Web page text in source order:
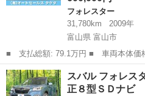
フォレスター
31,780km
2009年
富山県 富山市
■ 支払総額: 79.1万円 ■ 車両本体価格： 600,000 円 ■ メーカー
名： スバル ■ 車種名： フォレス
ＸＴ キーレスエントリー ４ＷＤ
ラ ナビＴＶ ...
富山 富山市
スバル フォレ
正８型ＳＤナビ